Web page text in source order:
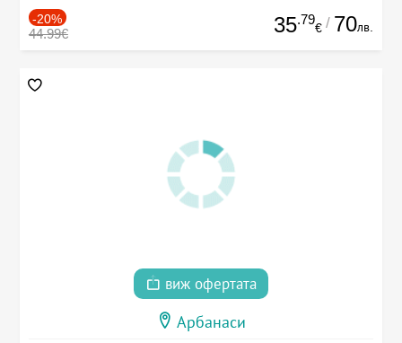
-20%
44.99€ 35.79
€ / 70лв.
виж офертата
Арбанаси